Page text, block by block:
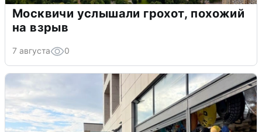
Москвичи услышали грохот, похожий
на взрыв
7 августа 0